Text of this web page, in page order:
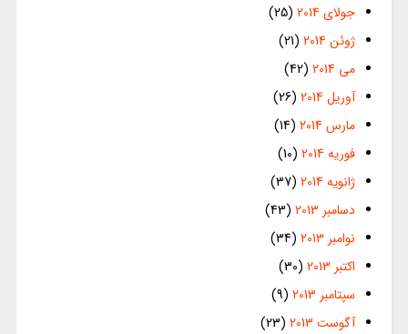
جولای 2014
(25)
ژوئن 2014
(21)
می 2014
(42)
آوریل 2014
(26)
مارس 2014
(14)
فوریه 2014
(10)
ژانویه 2014
(37)
دسامبر 2013
(43)
نوامبر 2013
(34)
اکتبر 2013
(30)
سپتامبر 2013
(9)
آگوست 2013
(23)